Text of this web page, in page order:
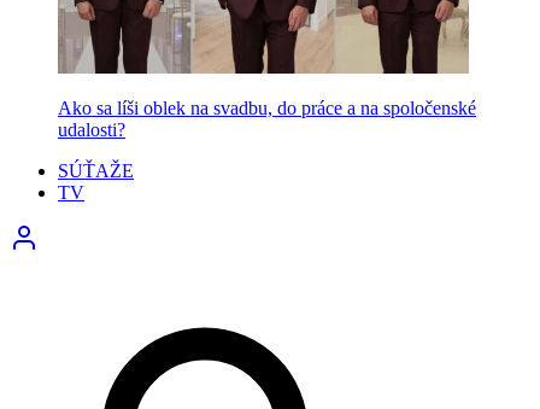
Ako sa líši oblek na svadbu, do práce a na spoločenské
udalosti?
SÚŤAŽE
TV